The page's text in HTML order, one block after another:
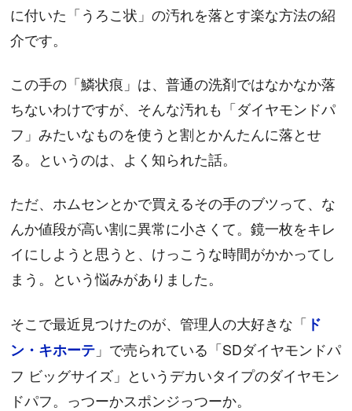
に付いた「うろこ状」の汚れを落とす楽な方法の紹
介です。
この手の「鱗状痕」は、普通の洗剤ではなかなか落
ちないわけですが、そんな汚れも「ダイヤモンドパ
フ」みたいなものを使うと割とかんたんに落とせ
る。というのは、よく知られた話。
ただ、ホムセンとかで買えるその手のブツって、な
んか値段が高い割に異常に小さくて。鏡一枚をキレ
イにしようと思うと、けっこうな時間がかかってし
まう。という悩みがありました。
そこで最近見つけたのが、管理人の大好きな「 ド
ン・キホーテ 」で売られている「SDダイヤモンドパ
フ ビッグサイズ」というデカいタイプのダイヤモン
ドパフ。っつーかスポンジっつーか。